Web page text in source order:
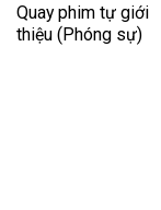
Quay phim tự giới
thiệu (Phóng sự)